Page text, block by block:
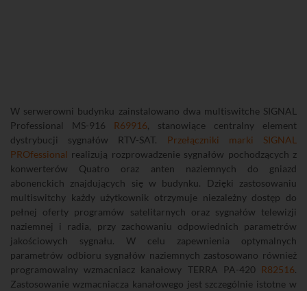
W serwerowni budynku zainstalowano dwa multiswitche SIGNAL
Professional MS-916 R69916, stanowiące centralny element
dystrybucji sygnałów RTV-SAT. Przełączniki marki SIGNAL
PROfessional realizują rozprowadzenie sygnałów pochodzących z
konwerterów Quatro oraz anten naziemnych do gniazd
abonenckich znajdujących się w budynku. Dzięki zastosowaniu
multiswitchy każdy użytkownik otrzymuje niezależny dostęp do
pełnej oferty programów satelitarnych oraz sygnałów telewizji
naziemnej i radia, przy zachowaniu odpowiednich parametrów
jakościowych sygnału. W celu zapewnienia optymalnych
parametrów odbioru sygnałów naziemnych zastosowano również
programowalny wzmacniacz kanałowy TERRA PA-420 R82516.
Zastosowanie wzmacniacza kanałowego jest szczególnie istotne w